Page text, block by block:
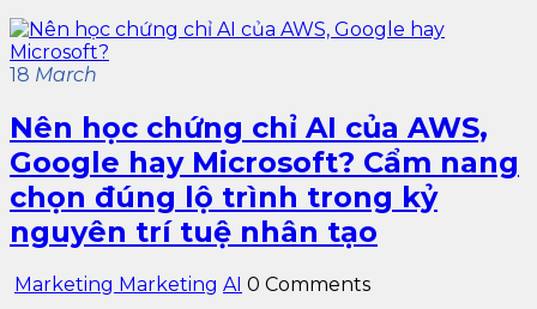
18 March
Nên học chứng chỉ AI của AWS,
Google hay Microsoft? Cẩm nang
chọn đúng lộ trình trong kỷ
nguyên trí tuệ nhân tạo
Marketing Marketing AI 0 Comments